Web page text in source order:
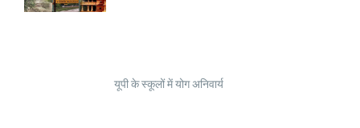
यूपी के स्कूलों में योग अनिवार्य